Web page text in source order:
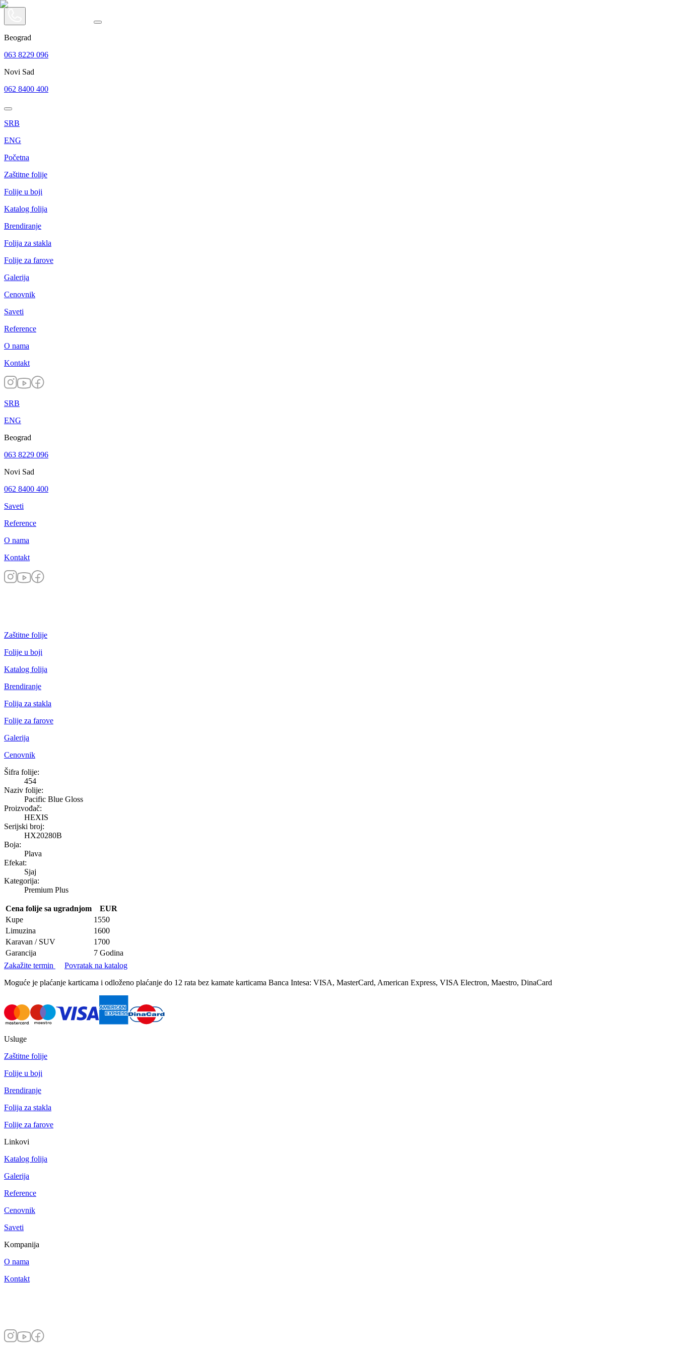
Beograd
063 8229 096
Novi Sad
062 8400 400
SRB
ENG
Početna
Zaštitne folije
Folije u boji
Katalog folija
Brendiranje
Folija za stakla
Folije za farove
Galerija
Cenovnik
Saveti
Reference
O nama
Kontakt
SRB
ENG
Beograd
063 8229 096
Novi Sad
062 8400 400
Saveti
Reference
O nama
Kontakt
Zaštitne folije
Folije u boji
Katalog folija
Brendiranje
Folija za stakla
Folije za farove
Galerija
Cenovnik
Pacific Blue Gloss
Šifra folije:
454
Naziv folije:
Pacific Blue Gloss
Proizvođač:
HEXIS
Serijski broj:
HX20280B
Boja:
Plava
Efekat:
Sjaj
Kategorija:
Premium Plus
Cena folije sa ugradnjom
EUR
Kupe
1550
Limuzina
1600
Karavan / SUV
1700
Garancija
7 Godina
Zakažite termin
Povratak na katalog
Moguće je plaćanje karticama i odloženo plaćanje do 12 rata bez kamate karticama Banca Intesa: VISA, MasterCard, American Express, VISA Electron, Maestro, DinaCard
Usluge
Zaštitne folije
Folije u boji
Brendiranje
Folija za stakla
Folije za farove
Linkovi
Katalog folija
Galerija
Reference
Cenovnik
Saveti
Kompanija
O nama
Kontakt